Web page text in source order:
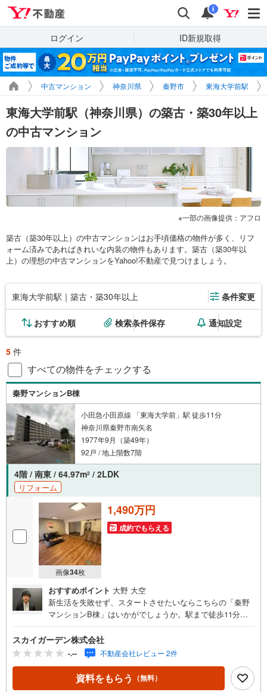
検索 通知
i
ログイン ID新規取得
中古マンション 神奈川県 秦野市 東海大学前駅
東海大学前駅（神奈川県）の築古・築30年以上
の中古マンション
一部の画像提供：アフロ
築古（築30年以上）の中古マンションはお手頃価格の物件が多く、リフ
ォーム済みであればきれいな内装の物件もあります。築古（築30年以
上）の理想の中古マンションをYahoo!不動産で見つけましょう。
東海大学前駅｜築古・築30年以上 条件変更
おすすめ順 検索条件保存 通知設定
5 件
すべての物件をチェックする
秦野マンションB棟
小田急小田原線 「東海大学前」駅 徒歩11分
神奈川県秦野市南矢名
1977年9月（築49年）
92戸 / 地上階数7階
4階 / 南東 / 64.97m2 / 2LDK
リフォーム
画像34枚
1,490万円
成約でもらえる
おすすめポイント 大野 大空
新生活を失敗せず、スタートさせたいならこちらの「秦野
マンションB棟」はいかがでしょうか。駅まで徒歩11分の
い時間で一気に料理できる3口コンロが付いている物件で
す。スムーズに購入まで辿り着けるということも中古マン
ションの利点です。専有面積64.97平米もありますので、ご
検討ください。家族の時間を大事にしたい方には、2LDKの
物件がオススメ。浴室乾燥機のあるお風呂場は洗濯物を干
スカイガーデン株式会社
-.-- 不動産会社レビュー 2件
資料をもらう （無料）